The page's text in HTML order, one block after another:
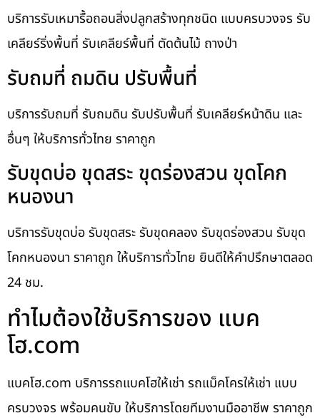
บริการรับเหมารื้อถอนสิ่งปลูกสร้างทุกชนิด แบบครบวงจร รับ
เคลียร์ริ่งพื้นที่ รับเคลียร์พื้นที่ ตัดต้นไม้ ถางป่า
รับถมที่ ถมดิน ปรับพื้นที่
บริการรับถมที่ รับถมดิน รับปรับพื้นที่ รับเคลียร์หน้าดิน และ
อื่นๆ ให้บริการทั่วไทย ราคาถูก
รับขุดบ่อ ขุดสระ ขุดร่องสวน ขุดโคก
หนองนา
บริการรับขุดบ่อ รับขุดสระ รับขุดคลอง รับขุดร่องสวน รับขุด
โคกหนองนา ราคาถูก ให้บริการทั่วไทย ยินดีให้คำปรึกษาตลอด
24 ชม.
ทำไมต้องใช้บริการของ แบค
โฮ.com
แบคโฮ.com บริการรถแบคโฮให้เช่า รถแม็คโครให้เช่า แบบ
ครบวงจร พร้อมคนขับ ให้บริการโดยทีมงานมืออาชีพ ราคาถูก